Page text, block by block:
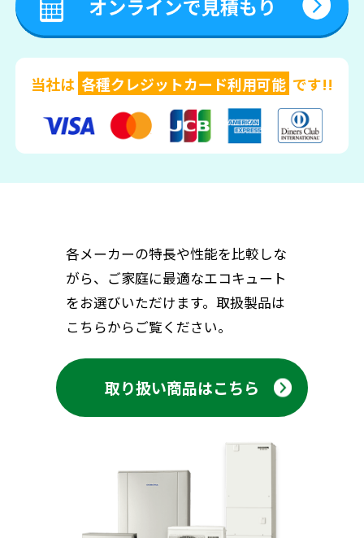
当社は 各種クレジットカード利用可能 です!!
各メーカーの特長や性能を比較しな
がら、ご家庭に最適なエコキュート
をお選びいただけます。取扱製品は
こちらからご覧ください。
取り扱い商品はこちら